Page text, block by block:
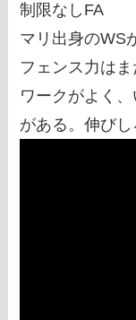
制限なしFA
マリ出身のWS
フェンス力は
ワークがよく
がある。伸びし